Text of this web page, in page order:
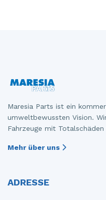
Maresia Parts ist ein
umweltbewussten Vision.
Fahrzeuge mit
Mehr über uns
ADRESSE